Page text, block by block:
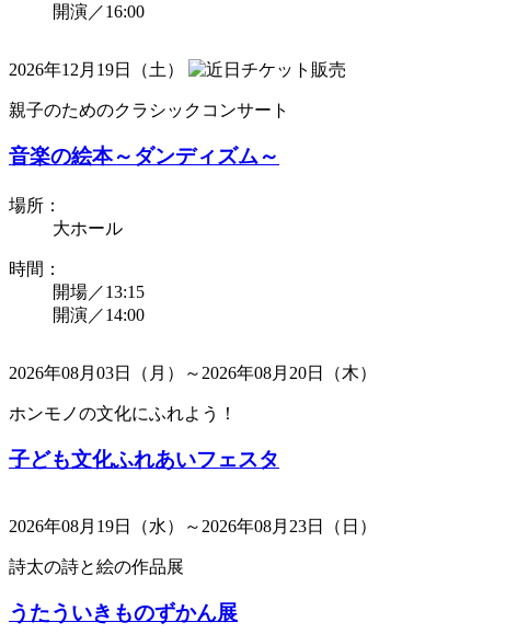
開演／16:00
2026年12月19日（土）
親子のためのクラシックコンサート
音楽の絵本～ダンディズム～
場所：
大ホール
時間：
開場／13:15
開演／14:00
2026年08月03日（月）～2026年08月20日（木）
ホンモノの文化にふれよう！
子ども文化ふれあいフェスタ
2026年08月19日（水）～2026年08月23日（日）
詩太の詩と絵の作品展
うたういきものずかん展